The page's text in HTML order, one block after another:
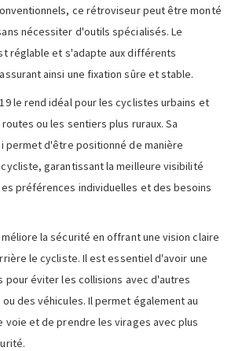
ce rétroviseur peut être monté
nécessiter d'outils spécialisés. Le
réglable et s'adapte aux différents
ainsi une fixation sûre et stable.
le rend idéal pour les cyclistes urbains et
ou les sentiers plus ruraux. Sa
permet d'être positionné de manière
garantissant la meilleure visibilité
préférences individuelles et des besoins
la sécurité en offrant une vision claire
le cycliste. Il est essentiel d'avoir une
pour éviter les collisions avec d'autres
des véhicules. Il permet également au
voie et de prendre les virages avec plus